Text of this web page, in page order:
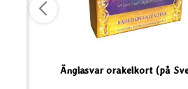
Änglasvar orakelkort (på